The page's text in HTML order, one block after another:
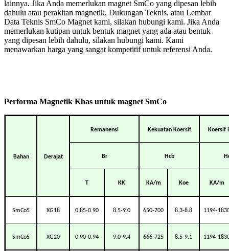
lainnya. Jika Anda memerlukan magnet SmCo yang dipesan lebih
dahulu atau perakitan magnetik, Dukungan Teknis, atau Lembar
Data Teknis SmCo Magnet kami, silakan hubungi kami. Jika Anda
memerlukan kutipan untuk bentuk magnet yang ada atau bentuk
yang dipesan lebih dahulu, silakan hubungi kami. Kami
menawarkan harga yang sangat kompetitif untuk referensi Anda.
Performa Magnetik Khas untuk magnet SmCo
Bahan Derajat
Remanensi Kekuatan Koersif Koersif
Br Hcb
T KK KA/m Koe KA/m
SmCo5 XG18 0.85-0.90 8.5-9.0 650-700 8.3-8.8 1194-
SmCo5 XG20 0.90-0.94 9.0-9.4 666-725 8.5-9.1 1194-